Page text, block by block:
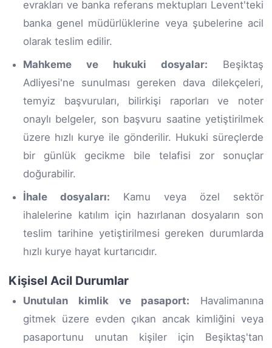
evrakları ve banka referans mektupları Levent'teki
banka genel müdürlüklerine veya şubelerine acil
olarak teslim edilir.
Mahkeme ve hukuki dosyalar: Beşiktaş
Adliyesi'ne sunulması gereken dava dilekçeleri,
temyiz başvuruları, bilirkişi raporları ve noter
onaylı belgeler, son başvuru saatine yetiştirilmek
üzere hızlı kurye ile gönderilir. Hukuki süreçlerde
bir günlük gecikme bile telafisi zor sonuçlar
doğurabilir.
İhale dosyaları: Kamu veya özel sektör
ihalelerine katılım için hazırlanan dosyaların son
teslim tarihine yetiştirilmesi gereken durumlarda
hızlı kurye hayat kurtarıcıdır.
Kişisel Acil Durumlar
Unutulan kimlik ve pasaport: Havalimanına
gitmek üzere evden çıkan ancak kimliğini veya
pasaportunu unutan kişiler için Beşiktaş'tan